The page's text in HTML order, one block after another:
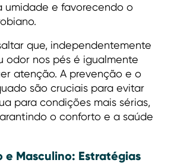
umidade e favorecendo o
que, independentemente
odor nos pés é igualmente
atenção. A prevenção e o
são cruciais para evitar
para condições mais sérias,
o conforto e a saúde
e Masculino: Estratégias